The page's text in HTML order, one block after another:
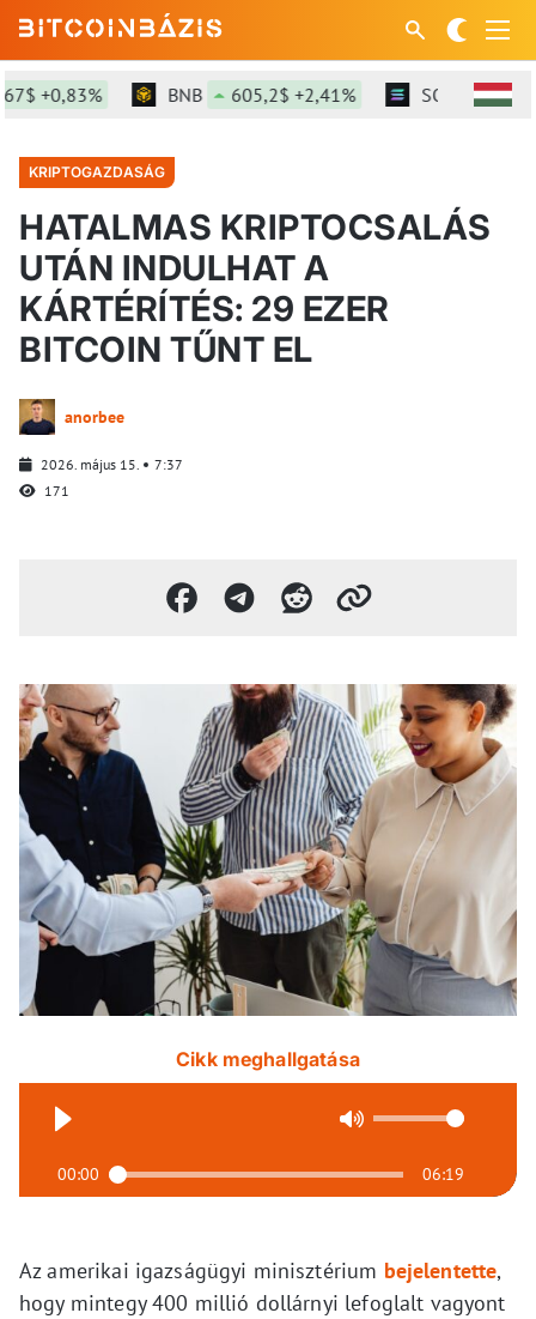
+0,83% BNB 605,2$ +2,41% SOL 76,38$
KRIPTOGAZDASÁG
HATALMAS KRIPTOCSALÁS
UTÁN INDULHAT A
KÁRTÉRÍTÉS: 29 EZER
BITCOIN TŰNT EL
anorbee
2026. május 15.
7:37
171
Cikk meghallgatása
00:00 06:19
Az amerikai igazságügyi minisztérium bejelentette,
hogy mintegy 400 millió dollárnyi lefoglalt vagyont